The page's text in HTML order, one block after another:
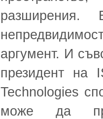
аргумент. И
президент на
Technologies
може да